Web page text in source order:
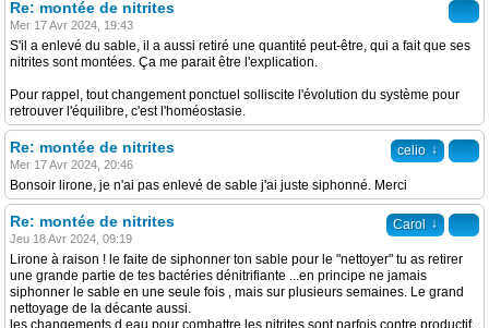
Re: montée de nitrites
Mer 17 Avr 2024, 19:43
S'il a enlevé du sable, il a aussi retiré une quantité peut-être, qui a fait que ses
nitrites sont montées. Ça me parait être l'explication.
Pour rappel, tout changement ponctuel solliscite l'évolution du système pour
retrouver l'équilibre, c'est l'homéostasie.
celio ↓
Re: montée de nitrites
Mer 17 Avr 2024, 20:46
Bonsoir lirone, je n'ai pas enlevé de sable j'ai juste siphonné. Merci
Carol ↓
Re: montée de nitrites
Jeu 18 Avr 2024, 09:19
Lirone à raison ! le faite de siphonner ton sable pour le "nettoyer" tu as retirer
une grande partie de tes bactéries dénitrifiante ...en principe ne jamais
siphonner le sable en une seule fois , mais sur plusieurs semaines. Le grand
nettoyage de la décante aussi.
les changements d eau pour combattre les nitrites sont parfois contre productif.